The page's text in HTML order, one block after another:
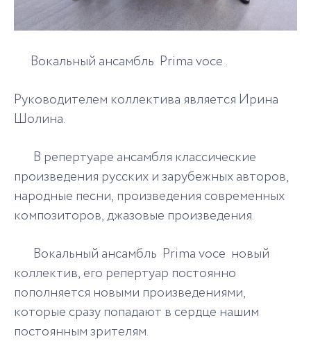
Вокальный ансамбль "Prima voce".
Руководителем коллектива является Ирина
Шолина.
В репертуаре ансамбля классические
произведения русских и зарубежных авторов,
народные песни, произведения современных
композиторов, джазовые произведения.
Вокальный ансамбль "Prima voce" новый
коллектив, его репертуар постоянно
пополняется новыми произведениями,
которые сразу попадают в сердце нашим
постоянным зрителям.